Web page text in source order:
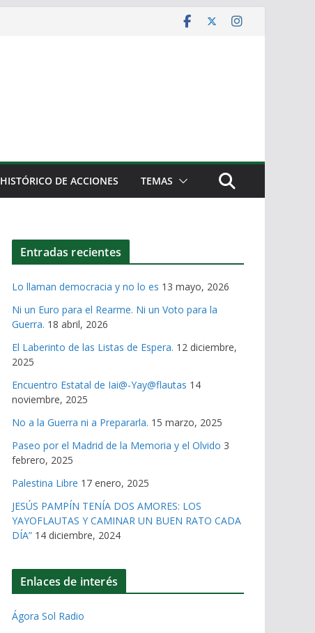
HISTÓRICO DE ACCIONES TEMAS
Entradas recientes
Lo llaman democracia y no lo es 13 mayo, 2026
Ni un Euro para el Rearme. Ni un Voto para la
Guerra. 18 abril, 2026
El Laberinto de las Listas de Espera. 12 diciembre,
2025
Encuentro Estatal de Iai@-Yay@flautas 14
noviembre, 2025
No a la Guerra ni a Prepararla. 15 marzo, 2025
Paseo por el Madrid de la Memoria y el Olvido 3
febrero, 2025
Palestina Libre 17 enero, 2025
JESÚS PAMPÍN TENÍA DOS AMORES: LOS
YAYOFLAUTAS Y CAMINAR UN BUEN RATO CADA
DÍA” 14 diciembre, 2024
Enlaces de interés
Ágora Sol Radio